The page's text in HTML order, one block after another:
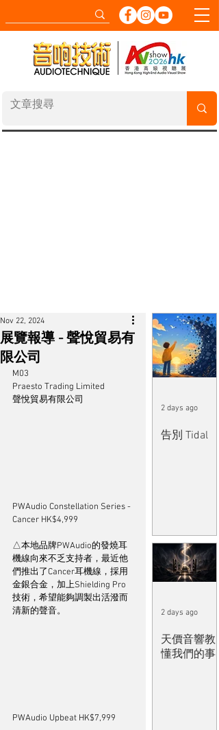
展覽報導 - 聲悅貿易有
限公司
Nov 22, 2024
M03
Praesto Trading Limited
聲悅貿易有限公司
PWAudio Constellation Series -
Cancer HK$4,999
△本地品牌PWAudio的發燒耳
機線向來不乏支持者，最近他
們推出了Cancer耳機線，採用
金銀合金，加上Shielding Pro
技術，希望能夠調製出活潑而
清新的聲音。
PWAudio Upbeat HK$7,999
告別 Tidal
2 days ago
天價音響教
懂我們的事
2 days ago